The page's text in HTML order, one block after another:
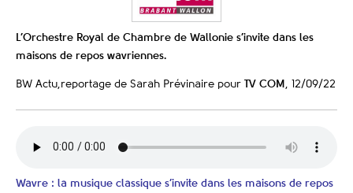
L’Orchestre Royal de Chambre de Wallonie s’invite dans les
maisons de repos wavriennes.
BW Actu,reportage de Sarah Prévinaire pour TV COM , 12/09/22
Wavre : la musique classique s’invite dans les maisons de repos